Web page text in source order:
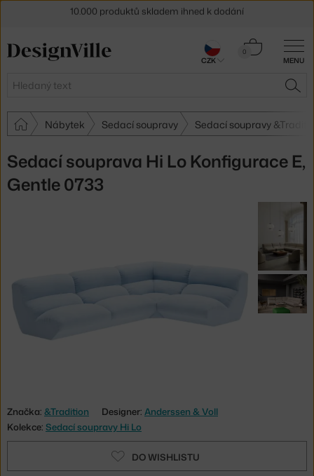
MENU
Hledat
0
Košík
Nábytek Sedací soupravy Sedací soupravy
Sedací souprava Hi Lo Konfigurace E,
Gentle 0733
Značka: &Tradition Designer: Anderssen & Voll
Kolekce: Sedací soupravy Hi Lo
DO WISHLISTU
30 dní na vrácení zboží
CZK